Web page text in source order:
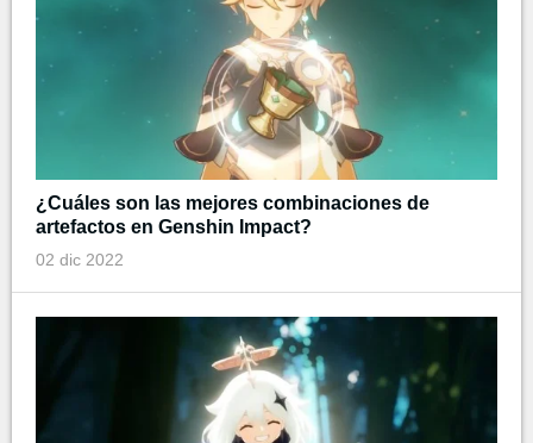
¿Cuáles son las mejores combinaciones de
artefactos en Genshin Impact?
02 dic 2022